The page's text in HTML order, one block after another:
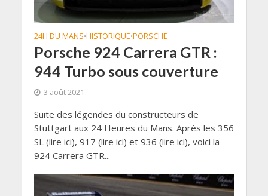
24H DU MANS•HISTORIQUE•PORSCHE
Porsche 924 Carrera GTR :
944 Turbo sous couverture
3 août 2021
Suite des légendes du constructeurs de
Stuttgart aux 24 Heures du Mans. Après les 356
SL (lire ici), 917 (lire ici) et 936 (lire ici), voici la
924 Carrera GTR...